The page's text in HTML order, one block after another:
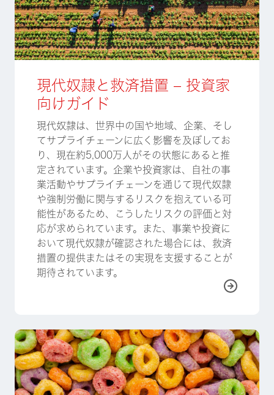
現代奴隷と救済措置 – 投資家
向けガイド
現代奴隷は、世界中の国や地域、企業、そし
てサプライチェーンに広く影響を及ぼしてお
り、現在約5,000万人がその状態にあると推
定されています。企業や投資家は、自社の事
業活動やサプライチェーンを通じて現代奴隷
や強制労働に関与するリスクを抱えている可
能性があるため、こうしたリスクの評価と対
応が求められています。また、事業や投資に
おいて現代奴隷が確認された場合には、救済
措置の提供またはその実現を支援することが
期待されています。
詳しく